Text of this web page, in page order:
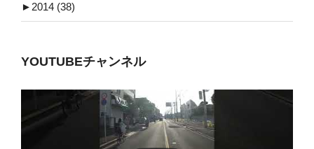
► 2014 (38)
YOUTUBEチャンネル